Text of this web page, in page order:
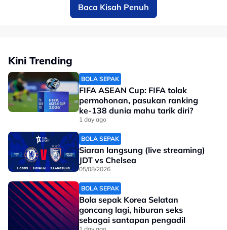
Lebih Dari Sekadar Jam
Jam Garmin ini bantu anda jejak setiap langkah,
degupan & pencapaian dengan tepat.
Masuk Perlawanan 2 menyaksikan Homebois
mengheret anak buah Michael Bocado atau Arcadia ke
set penentuan.
Baca Kisah Penuh
Kini Trending
BOLA SEPAK
FIFA ASEAN Cup: FIFA tolak
permohonan, pasukan ranking
ke-138 dunia mahu tarik diri?
1 day ago
BOLA SEPAK
Siaran langsung (live streaming)
JDT vs Chelsea
05/08/2026
BOLA SEPAK
Bola sepak Korea Selatan
goncang lagi, hiburan seks
sebagai santapan pengadil